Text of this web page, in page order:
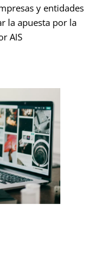
y entidades
la apuesta por la
AIS